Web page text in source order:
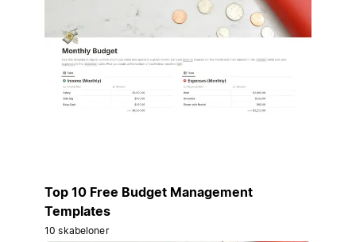
Top 10 Free Budget Management
Templates
10 skabeloner